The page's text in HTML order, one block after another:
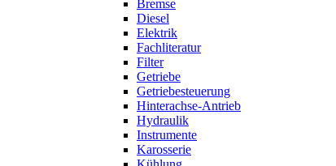
Bremse
Diesel
Elektrik
Fachliteratur
Filter
Getriebe
Getriebesteuerung
Hinterachse-Antrieb
Hydraulik
Instrumente
Karosserie